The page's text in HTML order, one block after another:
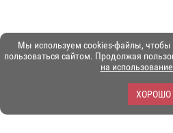
Мы используем cookies-файлы,
пользоваться сайтом. Продолжая
на
ХОРОШО